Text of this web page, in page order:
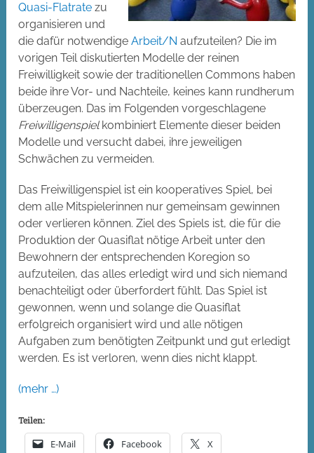
Quasi-Flatrate zu
organisieren und
die dafür notwendigeArbeit/N aufzuteilen? Die im
vorigen Teil diskutierten Modelle der reinen
Freiwilligkeit sowie der traditionellen Commons haben
beide ihre Vor- und Nachteile, keines kann rundherum
überzeugen. Das im Folgenden vorgeschlagene
Freiwilligenspielkombiniert Elemente dieser beiden
Modelle und versucht dabei, ihre jeweiligen
Schwächen zu vermeiden.
Das Freiwilligenspiel ist ein kooperatives Spiel, bei
dem alle Mitspielerinnen nur gemeinsam gewinnen
oder verlieren können. Ziel des Spiels ist, die für die
Produktion der Quasiflat nötige Arbeit unter den
Bewohnern der entsprechenden Koregion so
aufzuteilen, das alles erledigt wird und sich niemand
benachteiligt oder überfordert fühlt. Das Spiel ist
gewonnen, wenn und solange die Quasiflat
erfolgreich organisiert wird und alle nötigen
Aufgaben zum benötigten Zeitpunkt und gut erledigt
werden. Es ist verloren, wenn dies nicht klappt.
(mehr …)
Teilen:
E-Mail Facebook X